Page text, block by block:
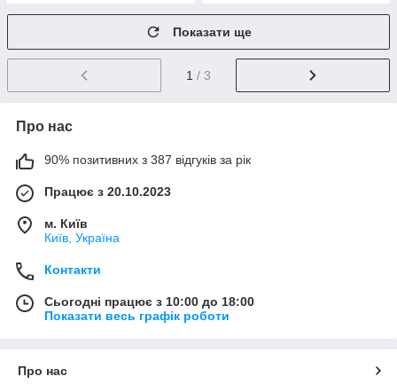
Показати ще
1 / 3
Про нас
90% позитивних з 387 відгуків за рік
Працює з 20.10.2023
м. Київ
Київ, Україна
Контакти
Сьогодні працює з 10:00 до 18:00
Показати весь графік роботи
Про нас